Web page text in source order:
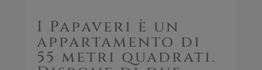
I Papaveri è un
appartamento di
55 metri quadrati.